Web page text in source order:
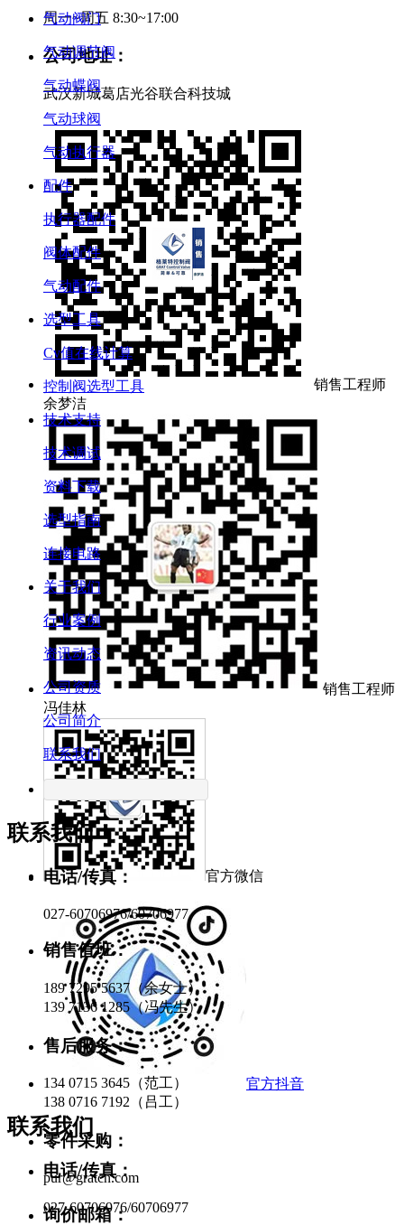
气动阀门
气动调节阀
气动蝶阀
气动球阀
气动执行器
配件
执行器配件
阀体配件
气动配件
选型工具
Cv值在线计算
控制阀选型工具
技术支持
技术调试
资料下载
选型指南
连接电路
关于我们
行业案例
资讯动态
公司资质
公司简介
联系我们
联系我们
电话/传真：
027-60706976/60706977
销售值班：
189 7295 5637（余女士）
139 7136 1285（冯先生）
售后服务：
134 0715 3645（范工）
138 0716 7192（吕工）
零件采购：
pur@gratcn.com
询价邮箱：
周一~周五 8:30~17:00
公司地址：
武汉新城葛店光谷联合科技城
销售工程师
余梦洁
销售工程师
冯佳林
官方微信
官方抖音
联系我们
电话/传真：
027-60706976/60706977